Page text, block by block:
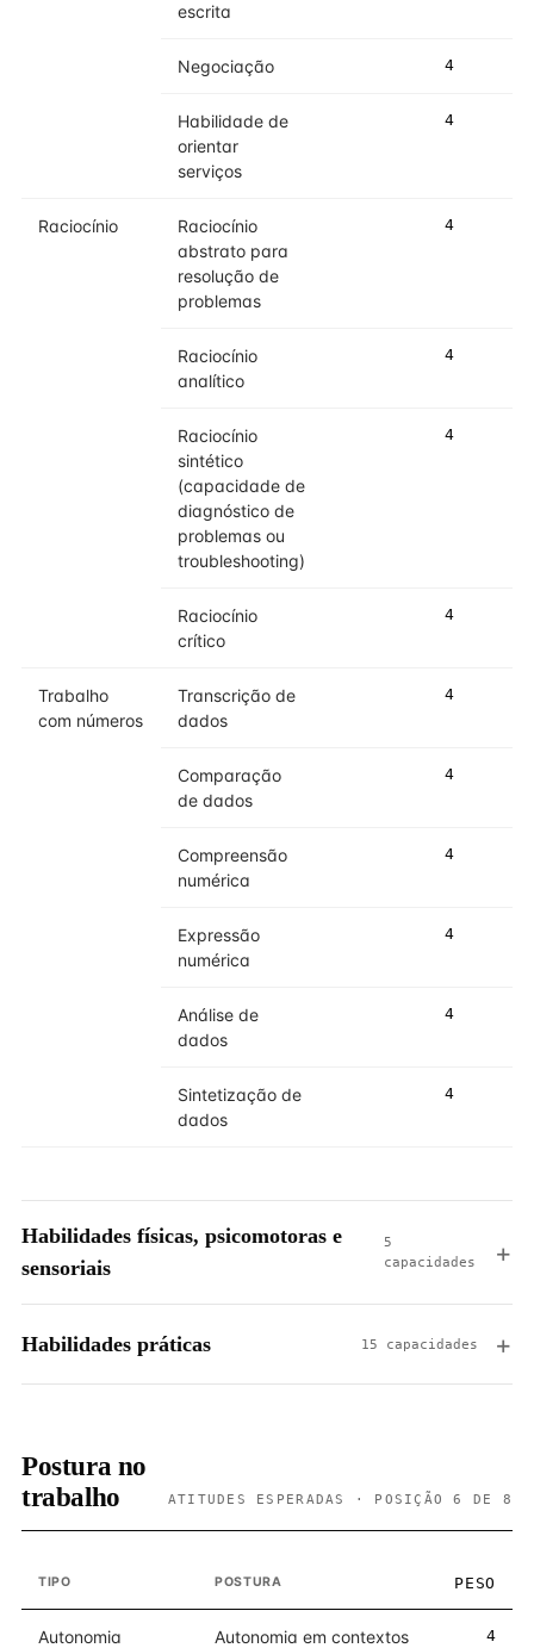
escrita
Negociação 4
Habilidade de
orientar
serviços
4
Raciocínio
Raciocínio
abstrato para
resolução de
problemas
4
Raciocínio
analítico
4
Raciocínio
sintético
(capacidade de
diagnóstico de
problemas ou
troubleshooting)
4
Raciocínio
crítico
4
Trabalho
com números
Transcrição de
dados
4
Comparação
de dados
4
Compreensão
numérica
4
Expressão
numérica
4
Análise de
dados
4
Sintetização de
dados
4
Habilidades físicas, psicomotoras e
sensoriais
5
capacidades
Habilidades práticas 15 capacidades
Postura no
trabalho
ATITUDES ESPERADAS · POSIÇÃO 6 DE 8
TIPO POSTURA PESO
Autonomia
Autonomia em contextos
4